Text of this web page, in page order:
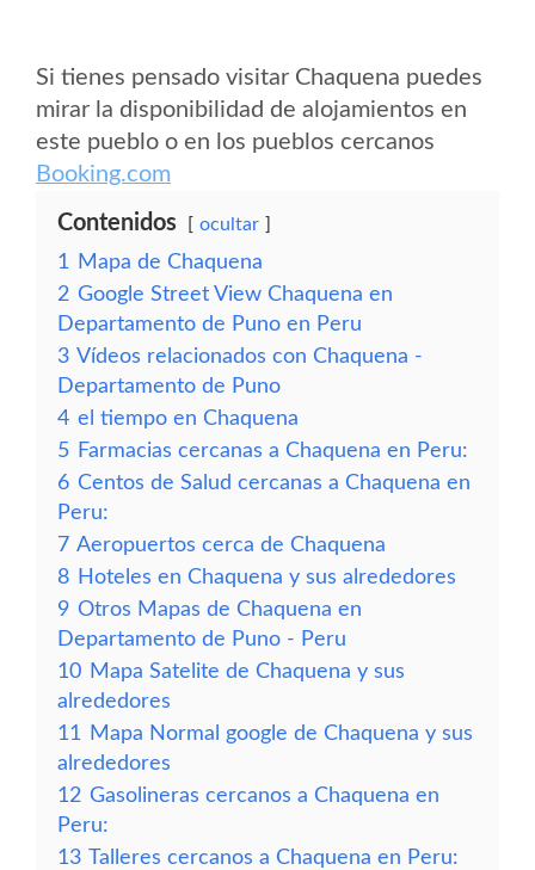
Si tienes pensado visitar Chaquena puedes
mirar la disponibilidad de alojamientos en
este pueblo o en los pueblos cercanos
Booking.com
Contenidos ocultar
1
Mapa de Chaquena
2 Google Street View Chaquena en
Departamento de Puno en Peru
3 Vídeos relacionados con Chaquena -
Departamento de Puno
4 el tiempo en Chaquena
5 Farmacias cercanas a Chaquena en Peru:
6 Centos de Salud cercanas a Chaquena en
Peru:
7 Aeropuertos cerca de Chaquena
8 Hoteles en Chaquena y sus alrededores
9 Otros Mapas de Chaquena en
Departamento de Puno - Peru
10 Mapa Satelite de Chaquena y sus
alrededores
11
Mapa Normal google de Chaquena y sus
alrededores
12 Gasolineras cercanos a Chaquena en
Peru:
13 Talleres cercanos a Chaquena en Peru: